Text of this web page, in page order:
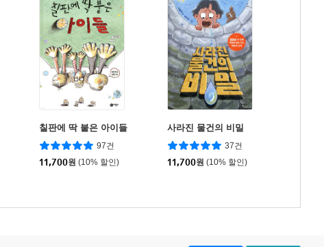
칠판에 딱 붙은 아이들
97건
11,700원 (10% 할인)
사라진 물건의 비밀
37건
11,700원 (10% 할인)